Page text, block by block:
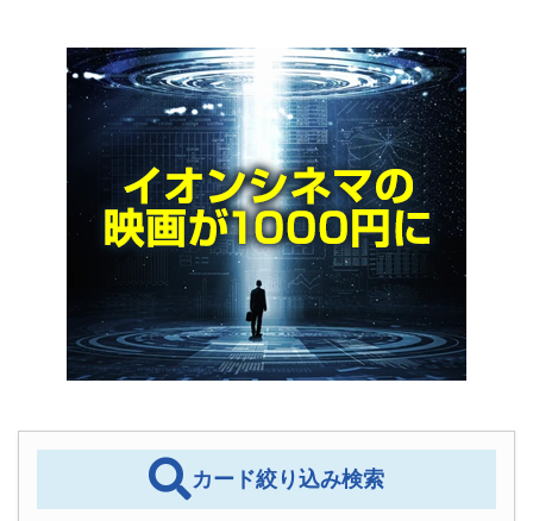
カード絞り込み検索